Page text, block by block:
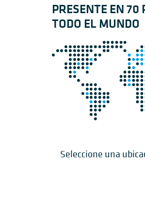
PRESENTE EN 70
TODO EL MUNDO
Seleccione una